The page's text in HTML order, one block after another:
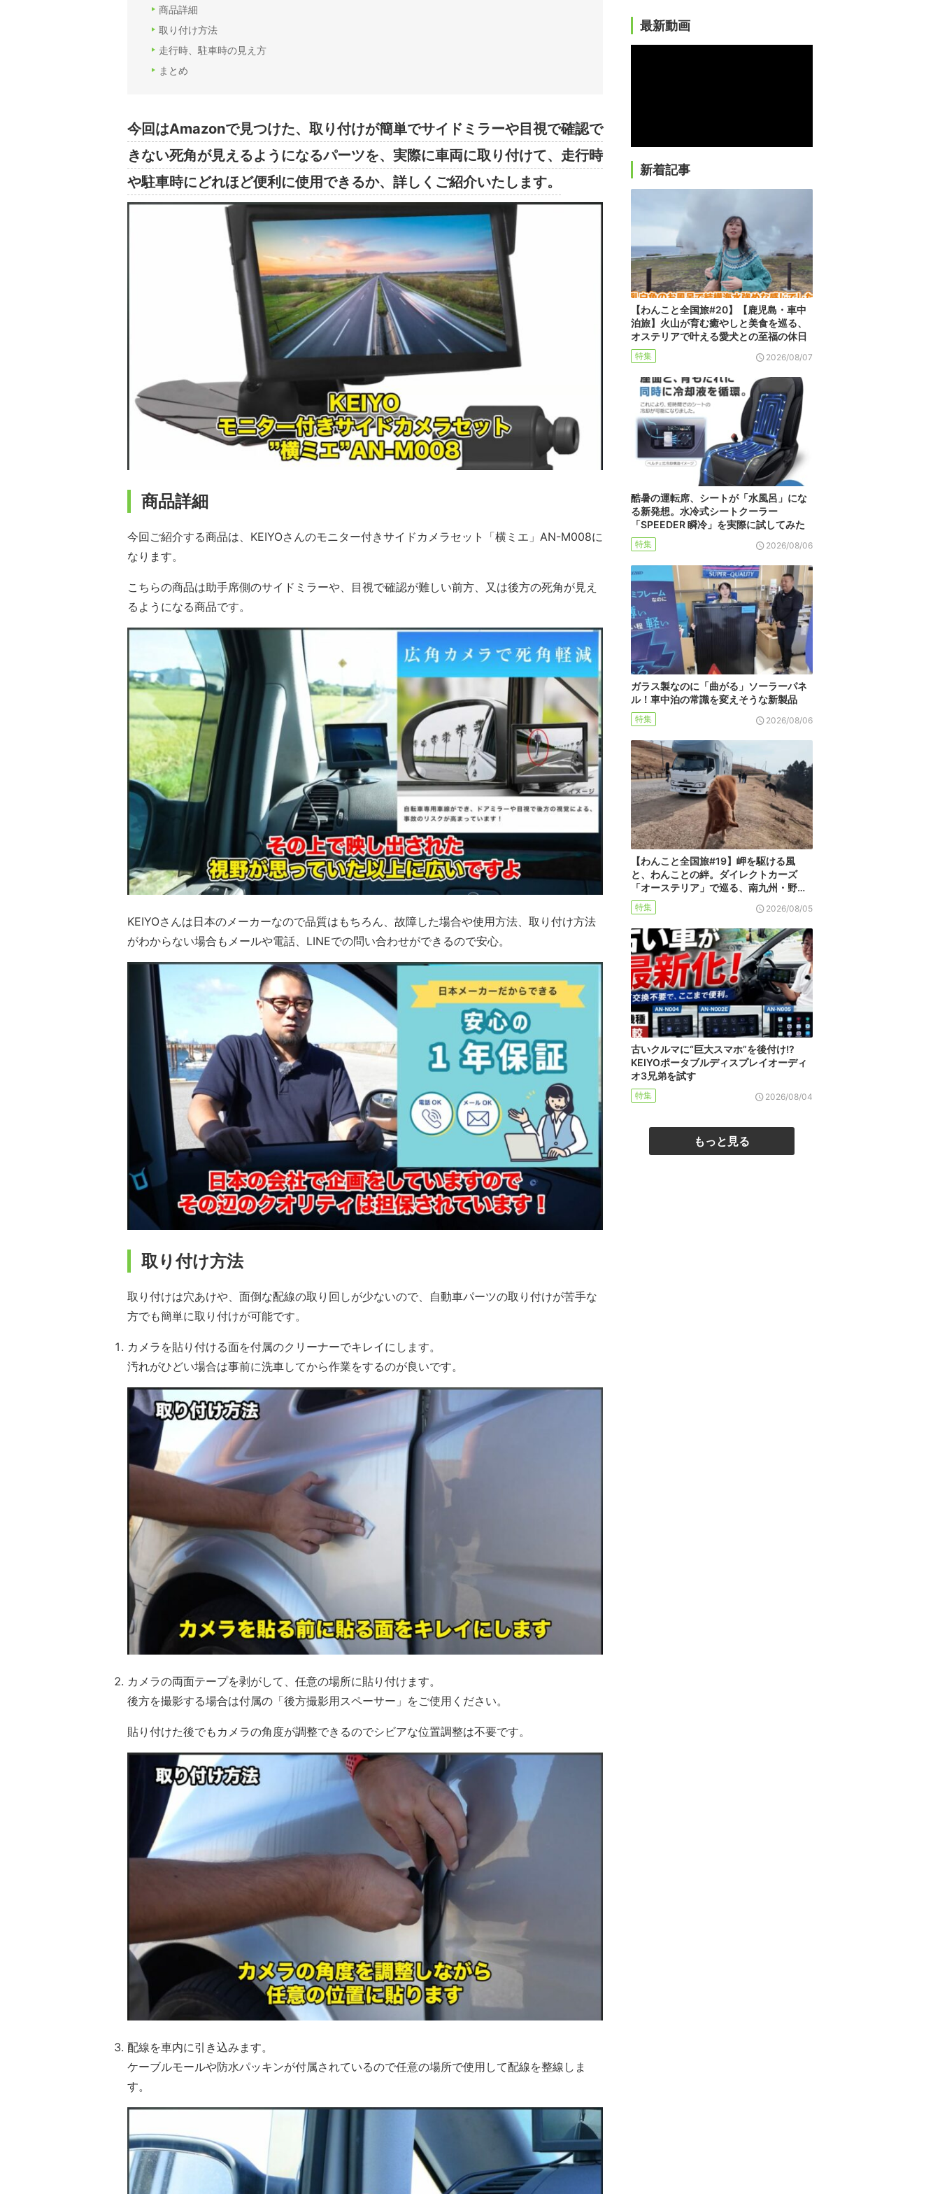
商品詳細
取り付け方法
走行時、駐車時の見え方
まとめ
今回はAmazonで見つけた、取り付けが簡単でサイドミラーや目視で確認で
きない死角が見えるようになるパーツを、実際に車両に取り付けて、走行時
や駐車時にどれほど便利に使用できるか、詳しくご紹介いたします。
商品詳細
今回ご紹介する商品は、KEIYOさんのモニター付きサイドカメラセット「横ミエ」AN-M008に
なります。
こちらの商品は助手席側のサイドミラーや、目視で確認が難しい前方、又は後方の死角が見え
るようになる商品です。
KEIYOさんは日本のメーカーなので品質はもちろん、故障した場合や使用方法、取り付け方法
がわからない場合もメールや電話、LINEでの問い合わせができるので安心。
取り付け方法
取り付けは穴あけや、面倒な配線の取り回しが少ないので、自動車パーツの取り付けが苦手な
方でも簡単に取り付けが可能です。
カメラを貼り付ける面を付属のクリーナーでキレイにします。
汚れがひどい場合は事前に洗車してから作業をするのが良いです。
カメラの両面テープを剥がして、任意の場所に貼り付けます。
後方を撮影する場合は付属の「後方撮影用スペーサー」をご使用ください。
貼り付けた後でもカメラの角度が調整できるのでシビアな位置調整は不要です。
配線を車内に引き込みます。
ケーブルモールや防水パッキンが付属されているので任意の場所で使用して配線を整線しま
す。
最新動画
新着記事
【わんこと全国旅#20】【鹿児島・車中
泊旅】火山が育む癒やしと美食を巡る、
オステリアで叶える愛犬との至福の休日
特集 2026/08/07
酷暑の運転席、シートが「水風呂」にな
る新発想。水冷式シートクーラー
「SPEEDER 瞬冷」を実際に試してみた
特集 2026/08/06
ガラス製なのに「曲がる」ソーラーパネ
ル！車中泊の常識を変えそうな新製品
特集 2026/08/06
【わんこと全国旅#19】岬を駆ける風
と、わんことの絆。ダイレクトカーズ
「オーステリア」で巡る、南九州・野…
特集 2026/08/05
古いクルマに“巨大スマホ”を後付け!?
KEIYOポータブルディスプレイオーディ
オ3兄弟を試す
特集 2026/08/04
もっと見る